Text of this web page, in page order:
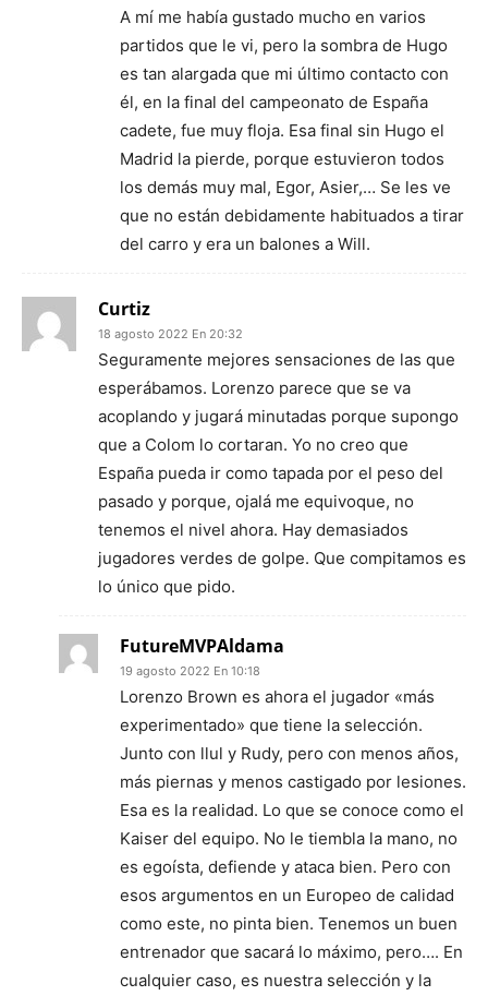
A mí me había gustado mucho en varios
partidos que le vi, pero la sombra de Hugo
es tan alargada que mi último contacto con
él, en la final del campeonato de España
cadete, fue muy floja. Esa final sin Hugo el
Madrid la pierde, porque estuvieron todos
los demás muy mal, Egor, Asier,… Se les ve
que no están debidamente habituados a tirar
del carro y era un balones a Will.
Curtiz
18 agosto 2022 En 20:32
Seguramente mejores sensaciones de las que
esperábamos. Lorenzo parece que se va
acoplando y jugará minutadas porque supongo
que a Colom lo cortaran. Yo no creo que
España pueda ir como tapada por el peso del
pasado y porque, ojalá me equivoque, no
tenemos el nivel ahora. Hay demasiados
jugadores verdes de golpe. Que compitamos es
lo único que pido.
FutureMVPAldama
19 agosto 2022 En 10:18
Lorenzo Brown es ahora el jugador «más
experimentado» que tiene la selección.
Junto con llul y Rudy, pero con menos años,
más piernas y menos castigado por lesiones.
Esa es la realidad. Lo que se conoce como el
Kaiser del equipo. No le tiembla la mano, no
es egoísta, defiende y ataca bien. Pero con
esos argumentos en un Europeo de calidad
como este, no pinta bien. Tenemos un buen
entrenador que sacará lo máximo, pero…. En
cualquier caso, es nuestra selección y la